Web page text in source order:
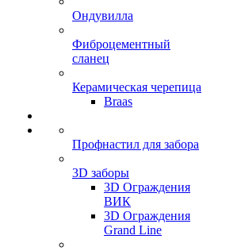
Ондувилла
Фиброцементный
сланец
Керамическая черепица
Braas
Профнастил для забора
3D заборы
3D Ограждения
ВИК
3D Ограждения
Grand Line